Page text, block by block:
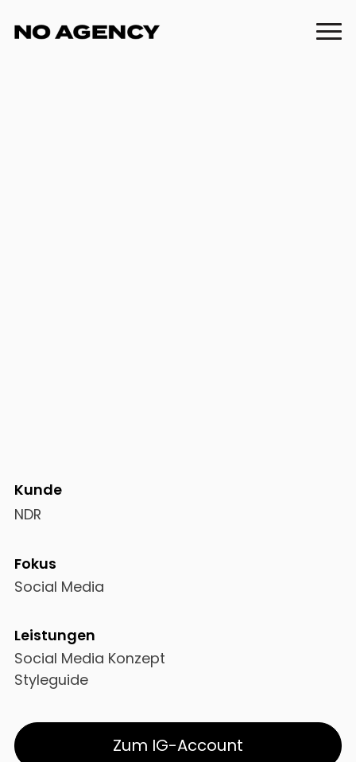
Kunde
NDR
Fokus
Social Media
Leistungen
Social Media Konzept
Styleguide
Zum IG-Account